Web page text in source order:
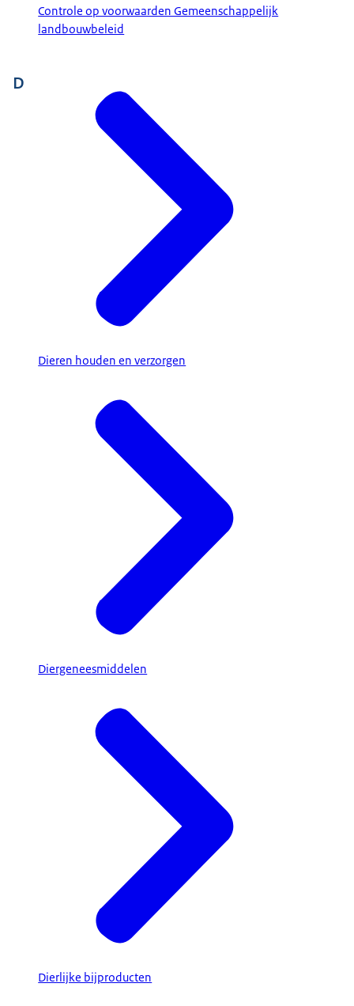
Controle op voorwaarden Gemeenschappelijk
landbouwbeleid
D
Dieren houden en verzorgen
Diergeneesmiddelen
Dierlijke bijproducten